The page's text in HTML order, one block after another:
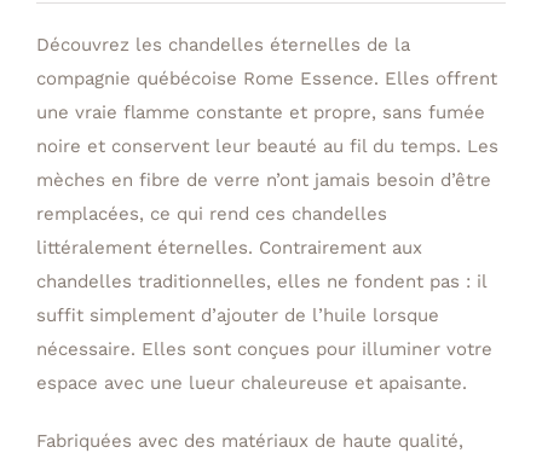
Découvrez les chandelles éternelles de la
compagnie québécoise Rome Essence. Elles offrent
une vraie flamme constante et propre, sans fumée
noire et conservent leur beauté au fil du temps. Les
mèches en fibre de verre n’ont jamais besoin d’être
remplacées, ce qui rend ces chandelles
littéralement éternelles. Contrairement aux
chandelles traditionnelles, elles ne fondent pas : il
suffit simplement d’ajouter de l’huile lorsque
nécessaire. Elles sont conçues pour illuminer votre
espace avec une lueur chaleureuse et apaisante.
Fabriquées avec des matériaux de haute qualité,